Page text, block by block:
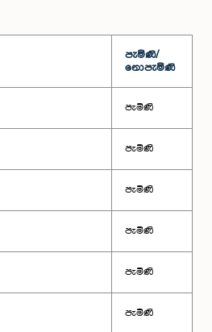
පැමිණි/
නොපැමිණි
පැමිණි
පැමිණි
පැමිණි
පැමිණි
පැමිණි
පැමිණි